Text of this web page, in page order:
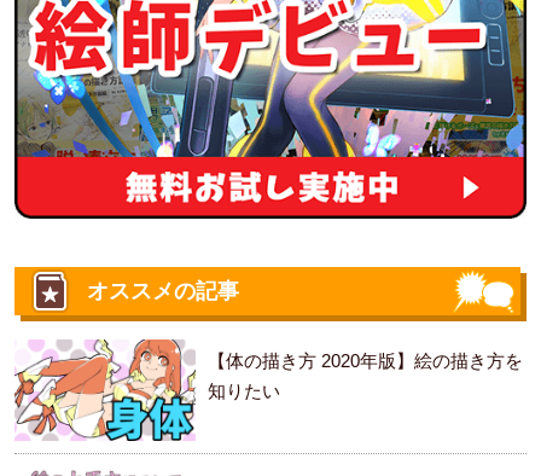
オススメの記事
【体の描き方 2020年版】絵の描き方を
知りたい